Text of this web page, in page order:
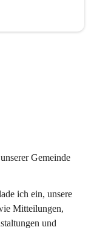
Gemeinde
ich ein, unsere
Mitteilungen,
und